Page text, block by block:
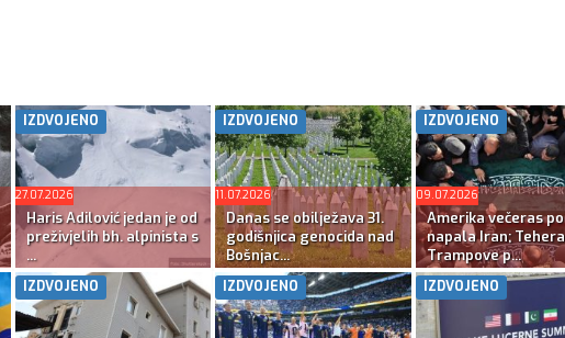
IZDVOJENO
27.07.2026
Haris Adilović jedan je od
preživjelih bh. alpinista s
...
IZDVOJENO
11.07.2026
Danas se obilježava 31.
godišnjica genocida nad
Bošnjac...
IZDVOJENO
09.07.2026
Amerika večeras
napala Iran;
Trampove p...
IZDVOJENO IZDVOJENO IZDVOJENO